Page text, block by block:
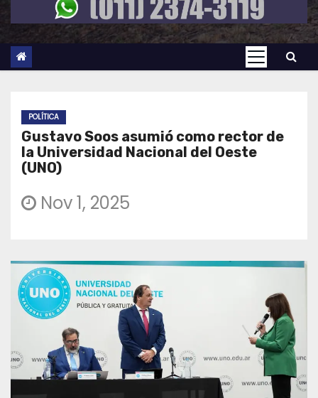
POLÍTICA
Gustavo Soos asumió como rector de
la Universidad Nacional del Oeste
(UNO)
Nov 1, 2025